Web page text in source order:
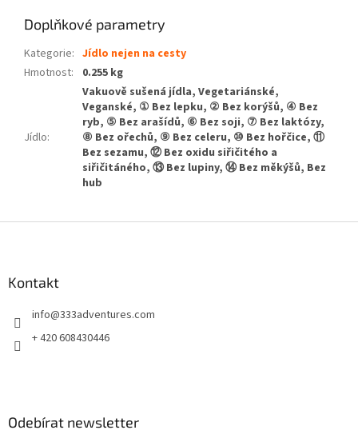
Doplňkové parametry
Kategorie: Jídlo nejen na cesty
Hmotnost: 0.255 kg
Jídlo:
Vakuově sušená jídla, Vegetariánské,
Veganské, ① Bez lepku, ② Bez korýšů, ④ Bez
ryb, ⑤ Bez arašídů, ⑥ Bez soji, ⑦ Bez laktózy,
⑧ Bez ořechů, ⑨ Bez celeru, ⑩ Bez hořčice, ⑪
Bez sezamu, ⑫ Bez oxidu siřičitého a
siřičitáného, ⑬ Bez lupiny, ⑭ Bez měkýšů, Bez
hub
Kontakt
info@333adventures.com
+ 420 608430446
Odebírat newsletter